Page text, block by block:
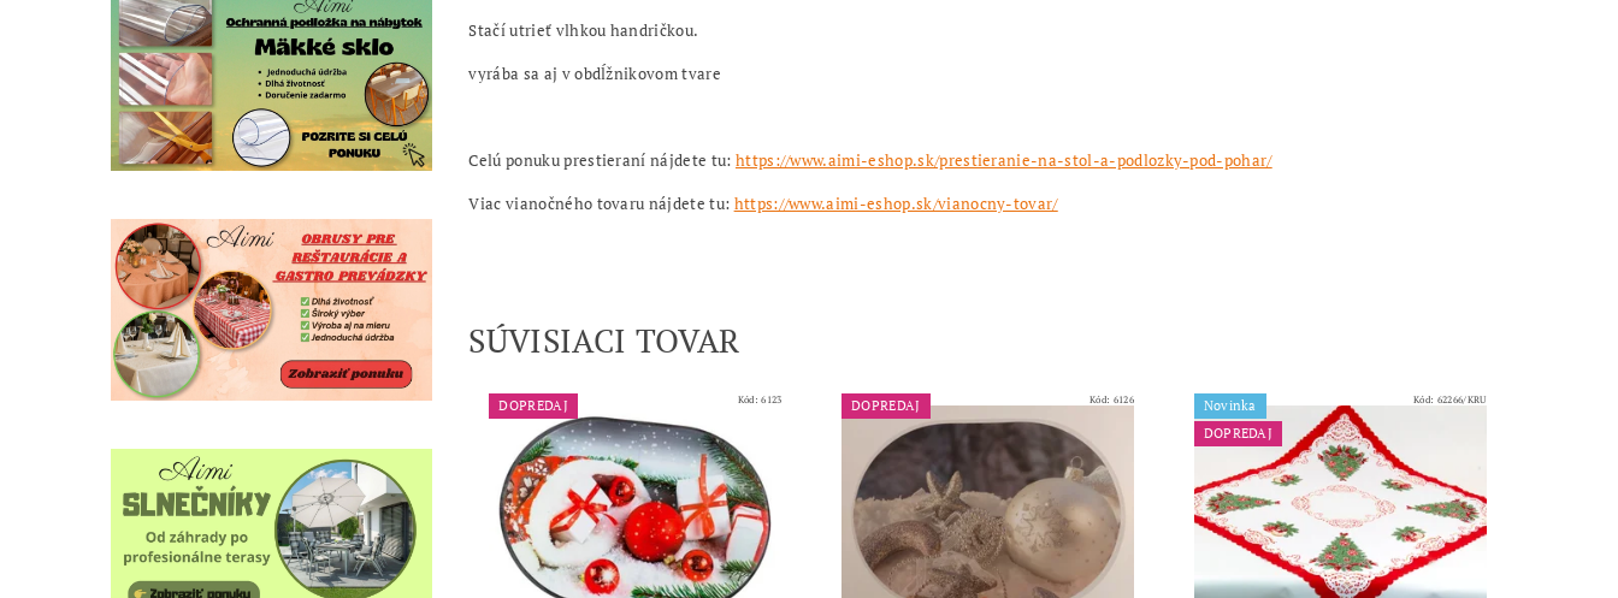
Stačí utrieť vlhkou handričkou.
vyrába sa aj v obdĺžnikovom tvare
Celú ponuku prestieraní nájdete tu: https://www.aimi-eshop.sk/prestieranie-na-stol-a-podlozky-pod-pohar/
Viac vianočného tovaru nájdete tu: https://www.aimi-eshop.sk/vianocny-tovar/
SÚVISIACI TOVAR
DOPREDAJ Kód:6123 DOPREDAJ Kód: 6126
Novinka
DOPREDAJ
Kód: 62266/KRU